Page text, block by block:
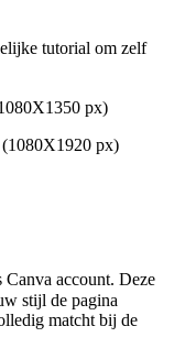
tutorial om zelf
px)
(1080X1920 px)
Canva account. Deze
stijl de pagina
matcht bij de